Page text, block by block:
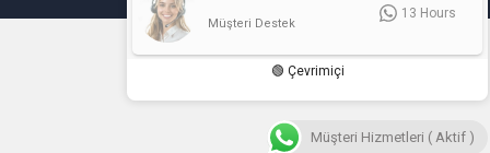
Müşteri Destek
13 Hours
🟢 Çevrimiçi
Müşteri Hizmetleri ( Aktif )